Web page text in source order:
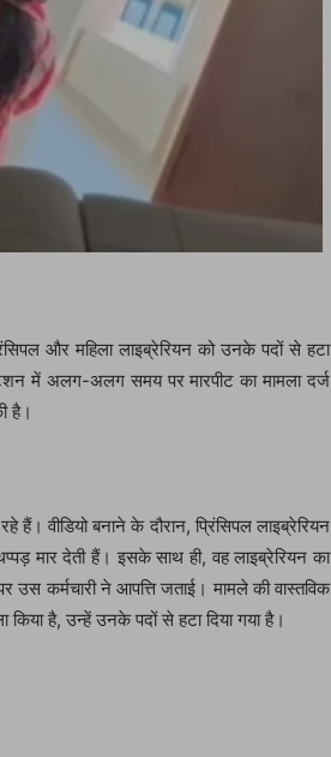
और महिला लाइब्रेरियन को उनके पदों से हटा
में अलग-अलग समय पर मारपीट का मामला दर्ज
है।
वीडियो बनाने के दौरान, प्रिंसिपल लाइब्रेरियन
मार देती हैं। इसके साथ ही, वह लाइब्रेरियन का
उस कर्मचारी ने आपत्ति जताई। मामले की वास्तविक
किया है, उन्हें उनके पदों से हटा दिया गया है।